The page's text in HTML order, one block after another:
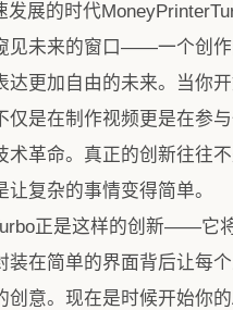
发展的时代
见未来的窗口——一个创
达更加自由的未来。当你
仅是在制作视频更是在参
术革命。真正的创新往往
复杂的事情变得简单。
正是这样的创新——它
装在简单的界面背后让每
创意。现在是时候开始你